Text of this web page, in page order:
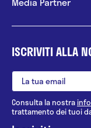
ISCRIVITI ALLA
Consulta la nostra
trattamento dei tuoi